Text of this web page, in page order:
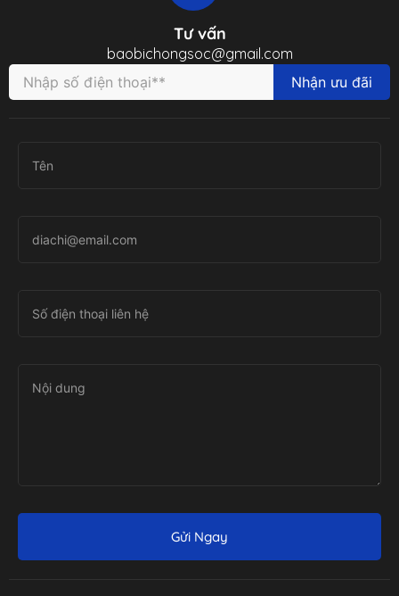
Tư vấn
baobichongsoc@gmail.com
Nhận ưu đãi
Gửi Ngay